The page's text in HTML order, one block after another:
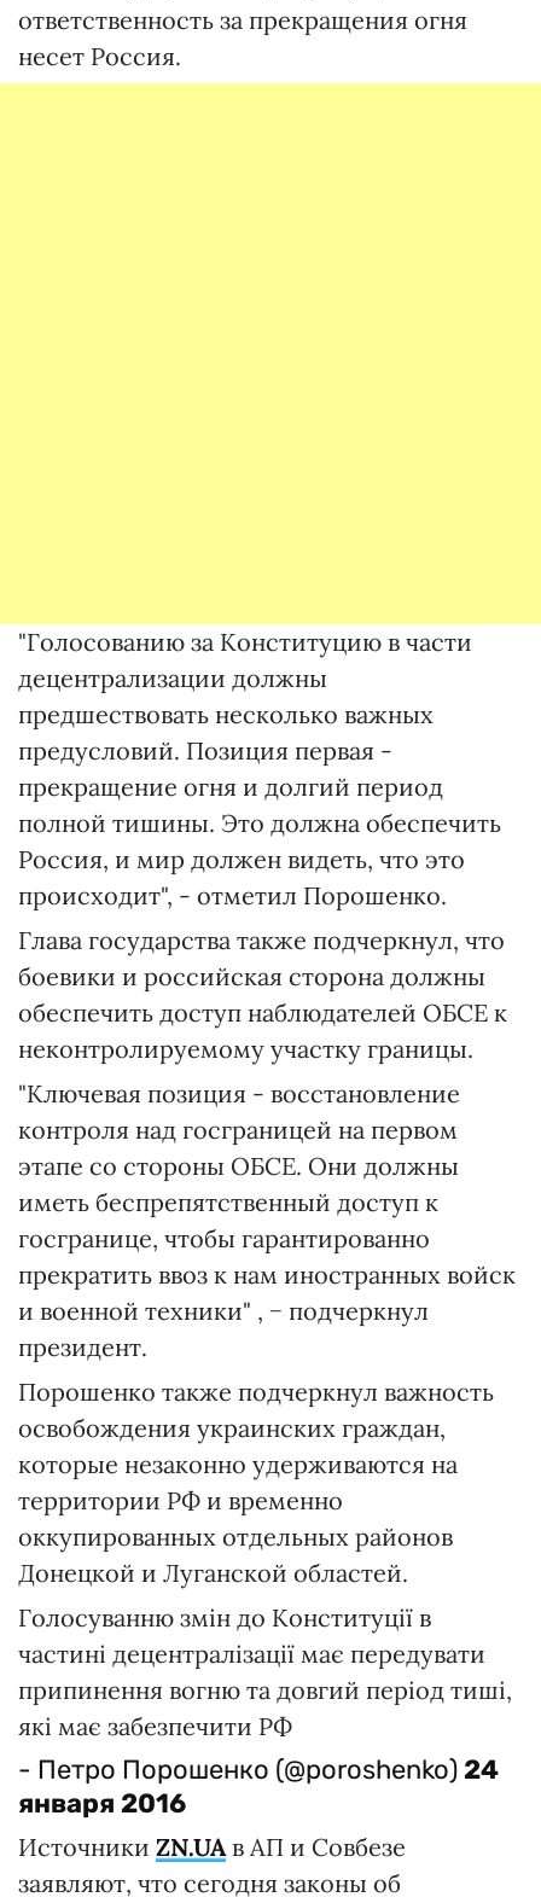
ответственность за прекращения огня
несет Россия.
"Голосованию за Конституцию в части
децентрализации должны
предшествовать несколько важных
предусловий. Позиция первая -
прекращение огня и долгий период
полной тишины. Это должна обеспечить
Россия, и мир должен видеть, что это
происходит", - отметил Порошенко.
Глава государства также подчеркнул, что
боевики и российская сторона должны
обеспечить доступ наблюдателей ОБСЕ к
неконтролируемому участку границы.
"Ключевая позиция - восстановление
контроля над госграницей на первом
этапе со стороны ОБСЕ. Они должны
иметь беспрепятственный доступ к
госгранице, чтобы гарантированно
прекратить ввоз к нам иностранных войск
и военной техники" , − подчеркнул
президент.
Порошенко также подчеркнул важность
освобождения украинских граждан,
которые незаконно удерживаются на
территории РФ и временно
оккупированных отдельных районов
Донецкой и Луганской областей.
Голосуванню змін до Конституції в
частині децентралізації має передувати
припинення вогню та довгий період тиші,
які має забезпечити РФ
- Петро Порошенко (@poroshenko) 24
января 2016
Источники ZN.UAв АП и Совбезе
заявляют, что сегодня законы об